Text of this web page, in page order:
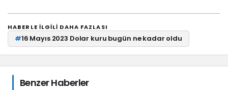
HABERLE ILGILI DAHA FAZLASI
#16 Mayıs 2023 Dolar kuru bugün ne kadar oldu
Benzer Haberler